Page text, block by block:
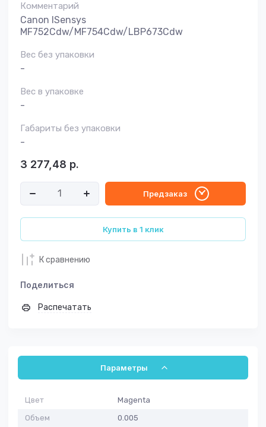
Комментарий
Canon ISensys
MF752Cdw/MF754Cdw/LBP673Cdw
Вес без упаковки
-
Вес в упаковке
-
Габариты без упаковки
-
3 277,48 р.
Предзаказ
Купить в 1 клик
К сравнению
Поделиться
Распечатать
Параметры
Цвет
Magenta
Объем
0.005